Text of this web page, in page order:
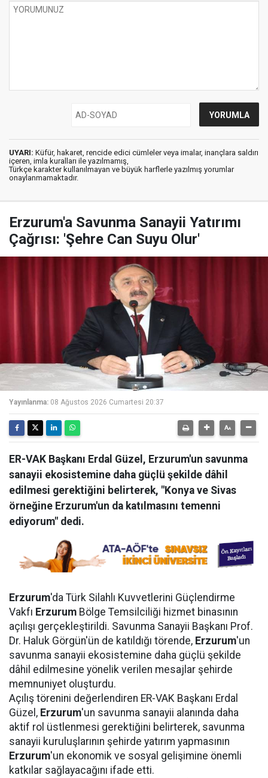
UYARI: Küfür, hakaret, rencide edici cümleler veya imalar, inançlara saldırı
içeren, imla kuralları ile yazılmamış,
Türkçe karakter kullanılmayan ve büyük harflerle yazılmış yorumlar
onaylanmamaktadır.
Erzurum'a Savunma Sanayii Yatırımı
Çağrısı: 'Şehre Can Suyu Olur'
Yayınlanma: 08 Ağustos 2026 Cumartesi 20:37
ER-VAK Başkanı Erdal Güzel, Erzurum'un savunma
sanayii ekosistemine daha güçlü şekilde dâhil
edilmesi gerektiğini belirterek, "Konya ve Sivas
örneğine Erzurum'un da katılmasını temenni
ediyorum" dedi.
Erzurum'da Türk Silahlı Kuvvetlerini Güçlendirme
Vakfı Erzurum Bölge Temsilciliği hizmet binasının
açılışı gerçekleştirildi. Savunma Sanayii Başkanı Prof.
Dr. Haluk Görgün'ün de katıldığı törende, Erzurum'un
savunma sanayii ekosistemine daha güçlü şekilde
dâhil edilmesine yönelik verilen mesajlar şehirde
memnuniyet oluşturdu.
Açılış törenini değerlendiren ER-VAK Başkanı Erdal
Güzel, Erzurum'un savunma sanayii alanında daha
aktif rol üstlenmesi gerektiğini belirterek, savunma
sanayii kuruluşlarının şehirde yatırım yapmasının
Erzurum'un ekonomik ve sosyal gelişimine önemli
katkılar sağlayacağını ifade etti.